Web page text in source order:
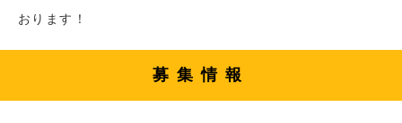
おります！
募集情報